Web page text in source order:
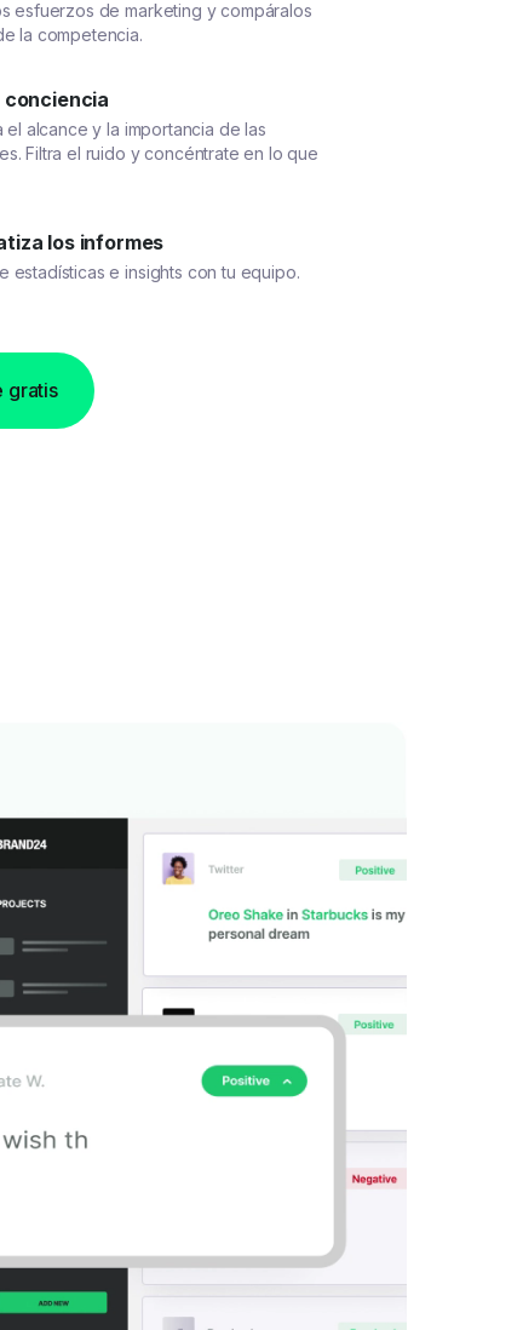
esfuerzos de marketing y compáralos
la competencia.
conciencia
el alcance y la importancia de las
Filtra el ruido y concéntrate en lo que
los informes
estadísticas e insights con tu equipo.
gratis